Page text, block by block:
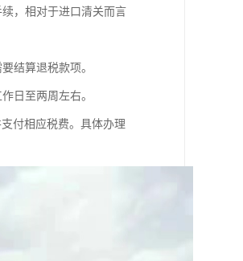
，相对于进口清关而言
结算退税款项。
日至两周左右。
付相应税费。具体办理